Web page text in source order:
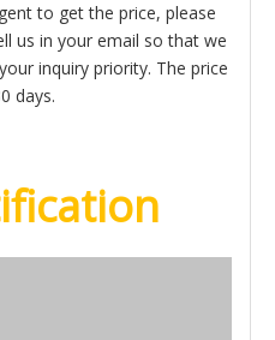
to get the price, please
us in your email so that we
inquiry priority. The price
days.